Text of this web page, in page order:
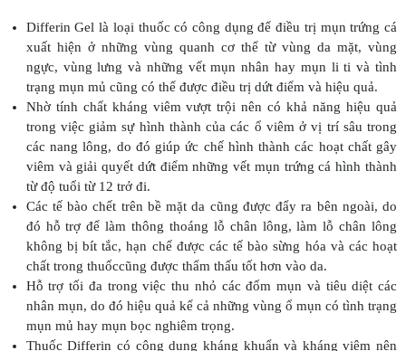
Differin Gel là loại thuốc có công dụng để điều trị mụn trứng cá
xuất hiện ở những vùng quanh cơ thể từ vùng da mặt, vùng
ngực, vùng lưng và những vết mụn nhân hay mụn li ti và tình
trạng mụn mủ cũng có thể được điều trị dứt điểm và hiệu quả.
Nhờ tính chất kháng viêm vượt trội nên có khả năng hiệu quả
trong việc giảm sự hình thành của các ổ viêm ở vị trí sâu trong
các nang lông, do đó giúp ức chế hình thành các hoạt chất gây
viêm và giải quyết dứt điểm những vết mụn trứng cá hình thành
từ độ tuổi từ 12 trở đi.
Các tế bào chết trên bề mặt da cũng được đẩy ra bên ngoài, do
đó hỗ trợ để làm thông thoáng lỗ chân lông, làm lỗ chân lông
không bị bít tắc, hạn chế được các tế bào sừng hóa và các hoạt
chất trong thuốccũng được thẩm thấu tốt hơn vào da.
Hỗ trợ tối đa trong việc thu nhỏ các đốm mụn và tiêu diệt các
nhân mụn, do đó hiệu quả kể cả những vùng ổ mụn có tình trạng
mụn mủ hay mụn bọc nghiêm trọng.
Thuốc Differin có công dụng kháng khuẩn và kháng viêm nên